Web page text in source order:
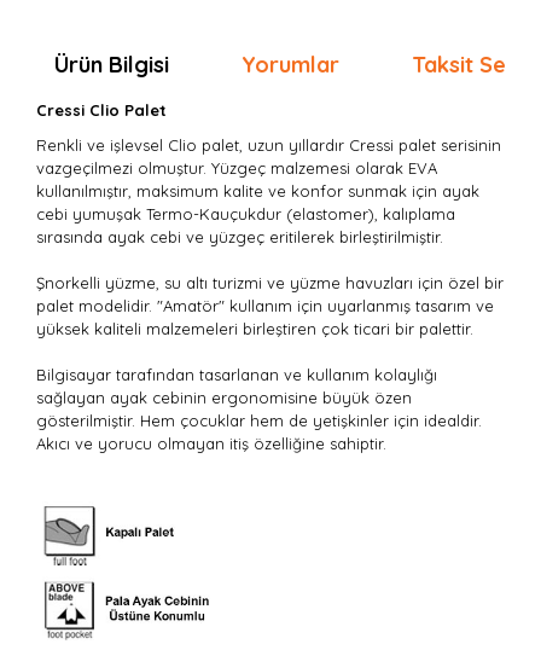
Ürün Bilgisi Yorumlar Taksit
Cressi Clio Palet
Renkli ve işlevsel Clio palet, uzun yıllardır Cressi palet serisinin
vazgeçilmezi olmuştur. Yüzgeç malzemesi olarak EVA
kullanılmıştır, maksimum kalite ve konfor sunmak için ayak
cebi yumuşak Termo-Kauçukdur (elastomer), kalıplama
sırasında ayak cebi ve yüzgeç eritilerek birleştirilmiştir.
Şnorkelli yüzme, su altı turizmi ve yüzme havuzları için özel bir
palet modelidir. "Amatör" kullanım için uyarlanmış tasarım ve
yüksek kaliteli malzemeleri birleştiren çok ticari bir palettir.
Bilgisayar tarafından tasarlanan ve kullanım kolaylığı
sağlayan ayak cebinin ergonomisine büyük özen
gösterilmiştir. Hem çocuklar hem de yetişkinler için idealdir.
Akıcı ve yorucu olmayan itiş özelliğine sahiptir.